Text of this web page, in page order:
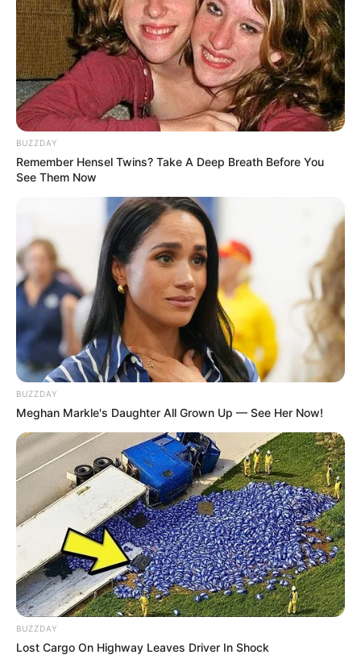
6. Untuk yang lebih besar bisa dibuat semacam
marble run
dengan menggunakan stick es krim yang
tak terpakai
BUZZDAY
Remember Hensel Twins? Take A Deep Breath Before You
See Them Now
BUZZDAY
Meghan Markle's Daughter All Grown Up — See Her Now!
BUZZDAY
Lost Cargo On Highway Leaves Driver In Shock